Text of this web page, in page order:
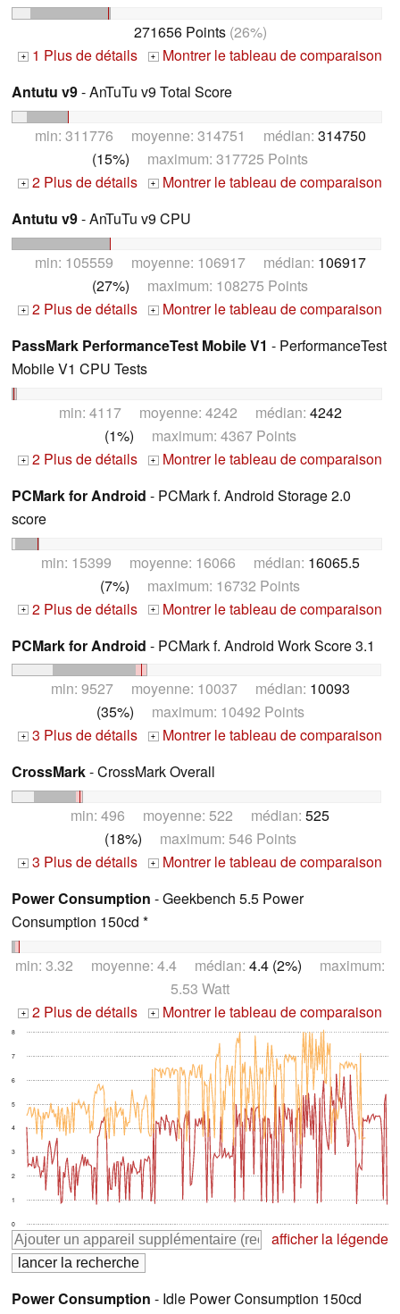
271656 Points(26%)
+ 1 Plus de détails + Montrer le tableau de comparaison
Antutu v9- AnTuTu v9 Total Score
min: 311776 moyenne: 314751 médian: 314750
(15%) maximum: 317725 Points
+ 2 Plus de détails + Montrer le tableau de comparaison
Antutu v9- AnTuTu v9 CPU
min: 105559 moyenne: 106917 médian: 106917
(27%) maximum: 108275 Points
+ 2 Plus de détails + Montrer le tableau de comparaison
PassMark PerformanceTest Mobile V1 - PerformanceTest
Mobile V1 CPU Tests
min: 4117 moyenne: 4242 médian: 4242
(1%) maximum: 4367 Points
+ 2 Plus de détails + Montrer le tableau de comparaison
PCMark for Android - PCMark f. Android Storage 2.0
score
min: 15399 moyenne: 16066 médian: 16065.5
(7%) maximum: 16732 Points
+ 2 Plus de détails + Montrer le tableau de comparaison
PCMark for Android - PCMark f. Android Work Score 3.1
min: 9527 moyenne: 10037 médian: 10093
(35%) maximum: 10492 Points
+ 3 Plus de détails + Montrer le tableau de comparaison
CrossMark- CrossMark Overall
min: 496 moyenne: 522 médian: 525
(18%) maximum: 546 Points
+ 3 Plus de détails + Montrer le tableau de comparaison
Power Consumption - Geekbench 5.5 Power
Consumption 150cd *
min: 3.32 moyenne: 4.4 médian: 4.4 (2%) maximum:
5.53 Watt
+ 2 Plus de détails + Montrer le tableau de comparaison
0
1
2
3
4
5
6
7
8
afficher la légende
Power Consumption - Idle Power Consumption 150cd